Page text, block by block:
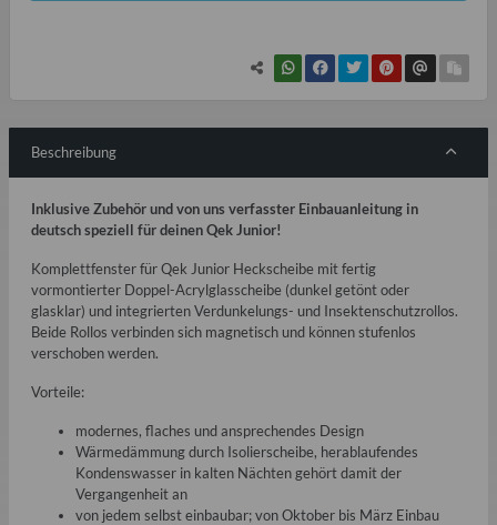
Beschreibung
Inklusive Zubehör und von uns verfasster Einbauanleitung in
deutsch speziell für deinen Qek Junior!
Komplettfenster für Qek Junior Heckscheibe mit fertig
vormontierter Doppel-Acrylglasscheibe (dunkel getönt oder
glasklar) und integrierten Verdunkelungs- und Insektenschutzrollos.
Beide Rollos verbinden sich magnetisch und können stufenlos
verschoben werden.
Vorteile:
modernes, flaches und ansprechendes Design
Wärmedämmung durch Isolierscheibe, herablaufendes
Kondenswasser in kalten Nächten gehört damit der
Vergangenheit an
von jedem selbst einbaubar; von Oktober bis März Einbau